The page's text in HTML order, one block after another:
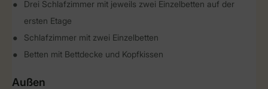
Drei Schlafzimmer mit jeweils zwei Einzelbetten auf der
ersten Etage
Schlafzimmer mit zwei Einzelbetten
Betten mit Bettdecke und Kopfkissen
Außen